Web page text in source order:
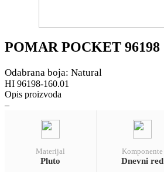
POMAR POCKET 96198
Odabrana boja: Natural
HI 96198-160.01
Opis proizvoda
–
Materijal
Pluto
Komponente
Dnevni red